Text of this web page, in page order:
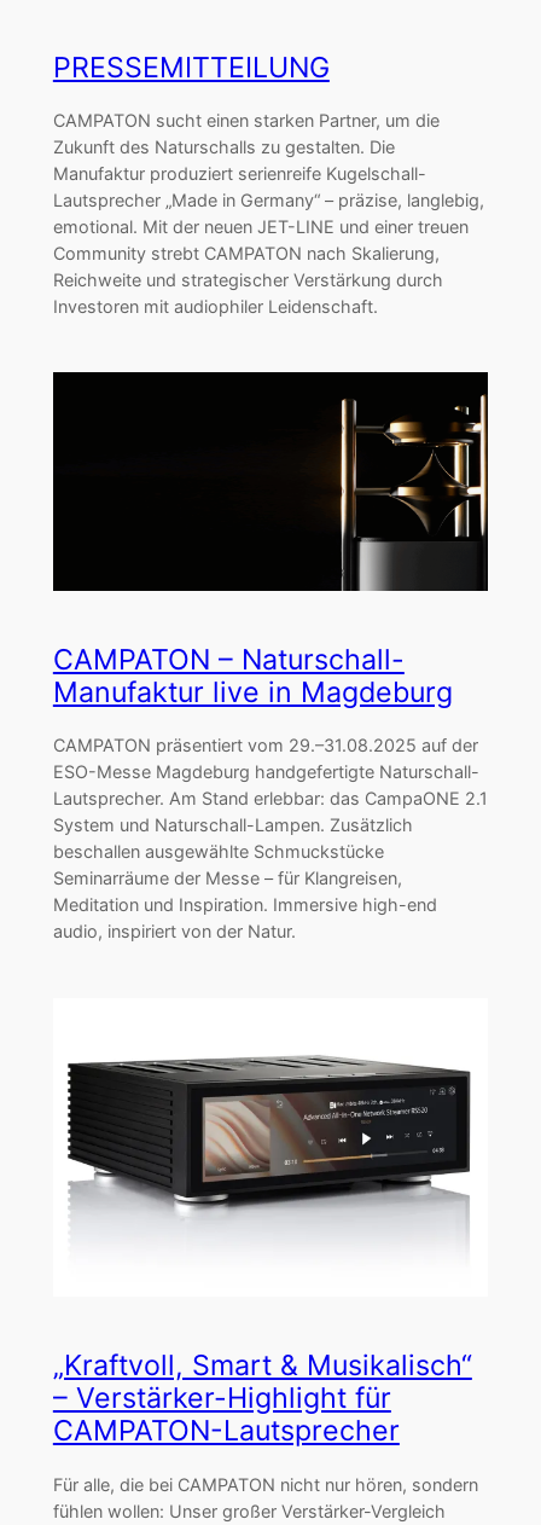
PRESSEMITTEILUNG
CAMPATON sucht einen starken Partner, um die
Zukunft des Naturschalls zu gestalten. Die
Manufaktur produziert serienreife Kugelschall-
Lautsprecher „Made in Germany“ – präzise, langlebig,
emotional. Mit der neuen JET-LINE und einer treuen
Community strebt CAMPATON nach Skalierung,
Reichweite und strategischer Verstärkung durch
Investoren mit audiophiler Leidenschaft.
CAMPATON – Naturschall-
Manufaktur live in Magdeburg
CAMPATON präsentiert vom 29.–31.08.2025 auf der
ESO-Messe Magdeburg handgefertigte Naturschall-
Lautsprecher. Am Stand erlebbar: das CampaONE 2.1
System und Naturschall-Lampen. Zusätzlich
beschallen ausgewählte Schmuckstücke
Seminarräume der Messe – für Klangreisen,
Meditation und Inspiration. Immersive high-end
audio, inspiriert von der Natur.
„Kraftvoll, Smart & Musikalisch“
– Verstärker-Highlight für
CAMPATON-Lautsprecher
Für alle, die bei CAMPATON nicht nur hören, sondern
fühlen wollen: Unser großer Verstärker-Vergleich